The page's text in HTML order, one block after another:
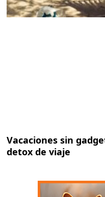
Vacaciones sin
detox de viaje